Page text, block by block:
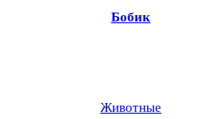
Бобик
Животные